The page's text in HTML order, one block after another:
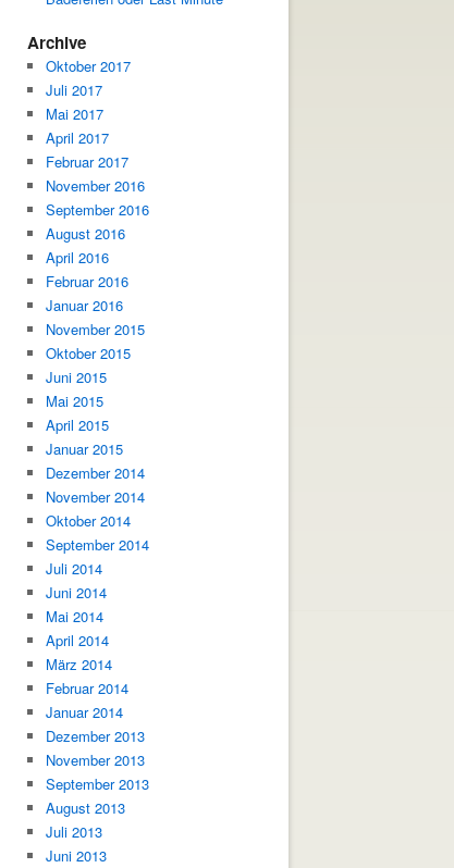
Archive
Oktober 2017
Juli 2017
Mai 2017
April 2017
Februar 2017
November 2016
September 2016
August 2016
April 2016
Februar 2016
Januar 2016
November 2015
Oktober 2015
Juni 2015
Mai 2015
April 2015
Januar 2015
Dezember 2014
November 2014
Oktober 2014
September 2014
Juli 2014
Juni 2014
Mai 2014
April 2014
März 2014
Februar 2014
Januar 2014
Dezember 2013
November 2013
September 2013
August 2013
Juli 2013
Juni 2013